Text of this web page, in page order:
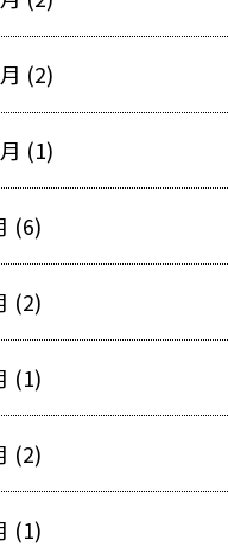
(2)
(1)
(6)
(2)
(1)
(2)
(1)